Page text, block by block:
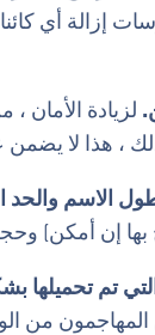
إزالة أي
لزيادة الأمان
، هذا لا يضمن
إن أمكن)
من